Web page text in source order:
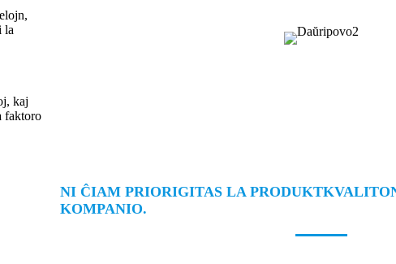
la
kaj
faktoro
NI ĈIAM PRIORIGITAS LA
KOMPANIO.